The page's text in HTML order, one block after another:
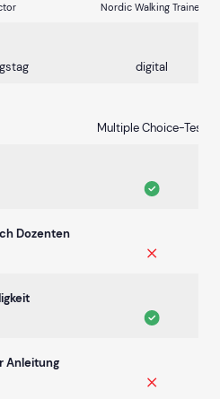
Nordic Walking Trainer
digital
Multiple Choice-Test
Dozenten
Anleitung